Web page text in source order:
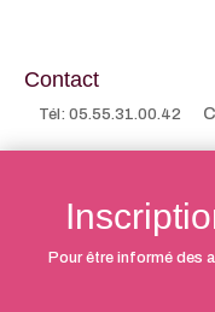
Contact
Tél: 05.55.31.00.42
Pour être informé des